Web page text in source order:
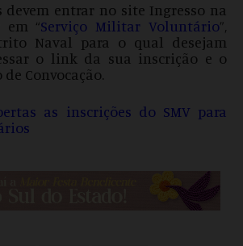
devem entrar no site Ingresso na
em “Serviço Militar Voluntário”,
Naval para o qual desejam
o link da sua inscrição e o
Convocação.
as inscrições do SMV para